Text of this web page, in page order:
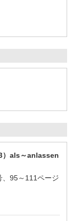
）als～anlassen
95～111ページ